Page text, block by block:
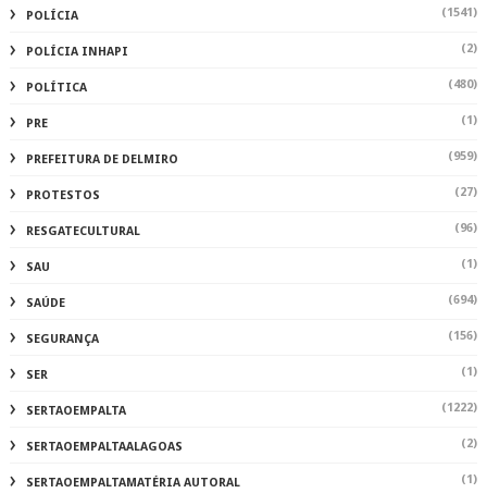
POLÍCIA (1541)
POLÍCIA INHAPI (2)
POLÍTICA (480)
PRE (1)
PREFEITURA DE DELMIRO (959)
PROTESTOS (27)
RESGATECULTURAL (96)
SAU (1)
SAÚDE (694)
SEGURANÇA (156)
SER (1)
SERTAOEMPALTA (1222)
SERTAOEMPALTAALAGOAS (2)
SERTAOEMPALTAMATÉRIA AUTORAL (1)